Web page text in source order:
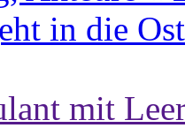
in die
mit